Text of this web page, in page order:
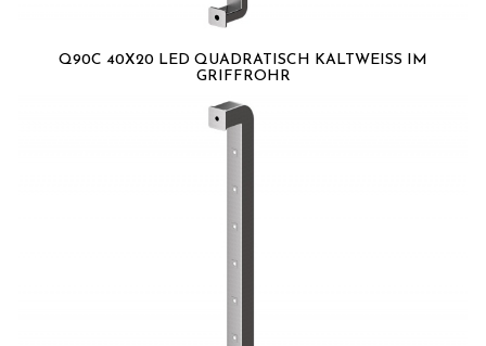
Q90C 40X20 LED QUADRATISCH KALTWEISS IM G
RIFFROHR